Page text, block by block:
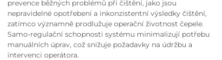
prevence běžných problémů při čištění, jako jsou
nepravidelné opotřebení a inkonzistentní výsledky čištění,
zatímco významně prodlužuje operační životnost čepele.
Samo-regulační schopnosti systému minimalizují potřebu
manuálních úprav, což snižuje požadavky na údržbu a
intervenci operátora.